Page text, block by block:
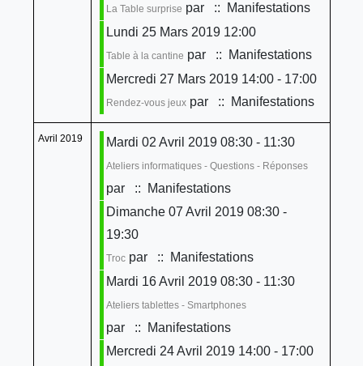
La Table surprise par
:: Manifestations
Lundi 25 Mars 2019 12:00
Table à la cantine par
:: Manifestations
Mercredi 27 Mars 2019 14:00 - 17:00
Rendez-vous jeuxpar :: Manifestations
Avril 2019 Mardi 02 Avril 2019 08:30 - 11:30
Ateliers informatiques - Questions - Réponses
par
:: Manifestations
Dimanche 07 Avril 2019 08:30 -
19:30
Trocpar
:: Manifestations
Mardi 16 Avril 2019 08:30 - 11:30
Ateliers tablettes - Smartphones
par
:: Manifestations
Mercredi 24 Avril 2019 14:00 - 17:00